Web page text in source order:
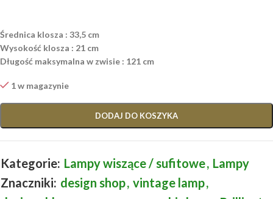
Średnica klosza : 33,5 cm
Wysokość klosza : 21 cm
Długość maksymalna w zwisie : 121 cm
1 w magazynie
DODAJ DO KOSZYKA
Kategorie: Lampy wiszące / sufitowe, Lampy
Znaczniki: design shop, vintage lamp,